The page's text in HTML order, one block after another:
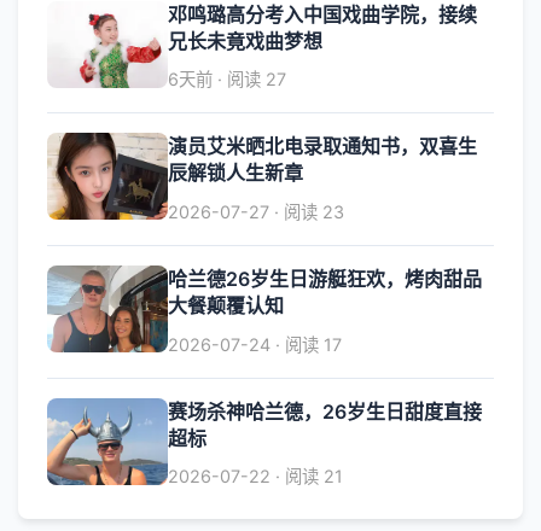
邓鸣璐高分考入中国戏曲学院，接续
兄长未竟戏曲梦想
6天前 · 阅读 27
演员艾米晒北电录取通知书，双喜生
辰解锁人生新章
2026-07-27 · 阅读 23
哈兰德26岁生日游艇狂欢，烤肉甜品
大餐颠覆认知
2026-07-24 · 阅读 17
赛场杀神哈兰德，26岁生日甜度直接
超标
2026-07-22 · 阅读 21